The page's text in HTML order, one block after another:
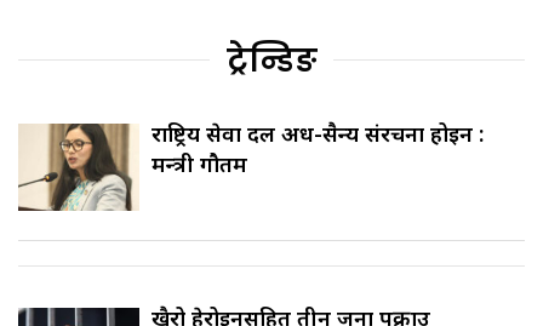
ट्रेन्डिङ
राष्ट्रिय सेवा दल अर्ध-सैन्य संरचना होइन :
मन्त्री गौतम
खैरो हेरोइनसहित तीन जना पक्राउ